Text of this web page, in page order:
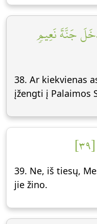
جَنَّةَ نَعِيمٖ
38. Ar kiekvienas
įžengti į Palaimos
39. Ne, iš tiesų,
jie žino.